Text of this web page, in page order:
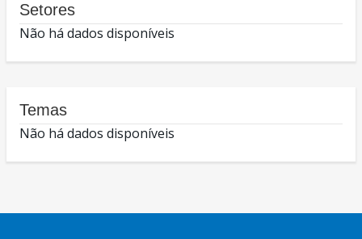
Setores
Não há dados disponíveis
Temas
Não há dados disponíveis